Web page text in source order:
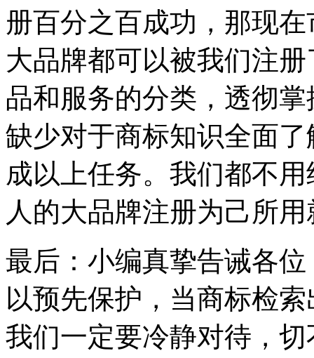
册百分之百成功，那现
大品牌都可以被我们注
品和服务的分类，透彻
缺少对于商标知识全面
成以上任务。我们都不
人的大品牌注册为己所
最后：小编真挚告诫各
以预先保护，当商标检
我们一定要冷静对待，